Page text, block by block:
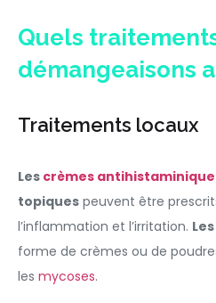
Quels
démangeaisons
Traitements locaux
Les crèmes
topiques peuvent être
l’inflammation et l’irritation.
forme de crèmes ou de
les mycoses.